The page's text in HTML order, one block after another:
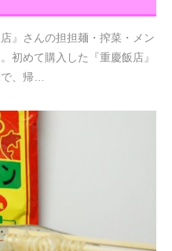
』さんの担担麺・搾菜・メン
初めて購入した『重慶飯店』
、帰…